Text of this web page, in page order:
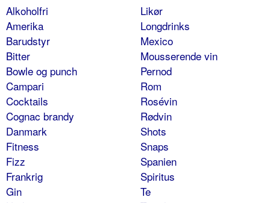
Alkoholfri
Amerika
Barudstyr
Bitter
Bowle og punch
Campari
Cocktails
Cognac brandy
Danmark
Fitness
Fizz
Frankrig
Gin
Likør
Longdrinks
Mexico
Mousserende vin
Pernod
Rom
Rosévin
Rødvin
Shots
Snaps
Spanien
Spiritus
Te